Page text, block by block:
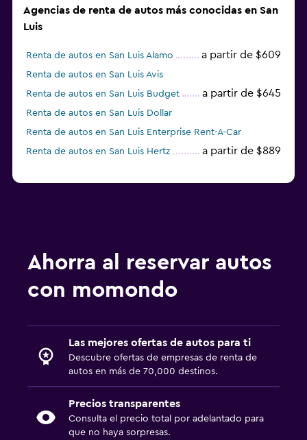
Agencias de renta de autos más conocidas en San
Luis
Renta de autos en San Luis Alamo a partir de $609
Renta de autos en San Luis Avis
Renta de autos en San Luis Budget
a partir de $645
Renta de autos en San Luis Dollar
Renta de autos en San Luis Enterprise Rent-A-Car
Renta de autos en San Luis Hertz
a partir de $889
Ahorra al reservar autos
con momondo
Las mejores ofertas de autos para ti
Descubre ofertas de empresas de renta de
autos en más de 70,000 destinos.
Precios transparentes
Consulta el precio total por adelantado para
que no haya sorpresas.